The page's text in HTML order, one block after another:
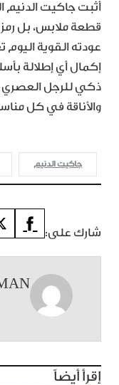
أثبت جاكيت الدنيم
قطعة ملابس، بل رمز
عودته القوية
إكمال أي إطلالة
ذكي للرجل العصري
والأناقة في كل
جاكيت الدنيم
شارك على:
إقرأ أيضاً